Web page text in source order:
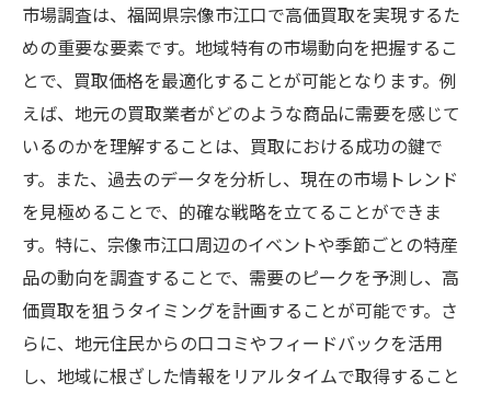
市場調査は、福岡県宗像市江口で高価買取を実現するた
めの重要な要素です。地域特有の市場動向を把握するこ
とで、買取価格を最適化することが可能となります。例
えば、地元の買取業者がどのような商品に需要を感じて
いるのかを理解することは、買取における成功の鍵で
す。また、過去のデータを分析し、現在の市場トレンド
を見極めることで、的確な戦略を立てることができま
す。特に、宗像市江口周辺のイベントや季節ごとの特産
品の動向を調査することで、需要のピークを予測し、高
価買取を狙うタイミングを計画することが可能です。さ
らに、地元住民からの口コミやフィードバックを活用
し、地域に根ざした情報をリアルタイムで取得すること